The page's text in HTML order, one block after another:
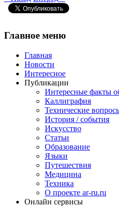
Главное меню
Главная
Новости
Интересное
Публикации
Интересные факты
Каллиграфия
Технические
История / события
Искусство
Статьи
Образование
Языки
Путешествия
Медицина
Техника
О проекте ar-ru.ru
Онлайн сервисы